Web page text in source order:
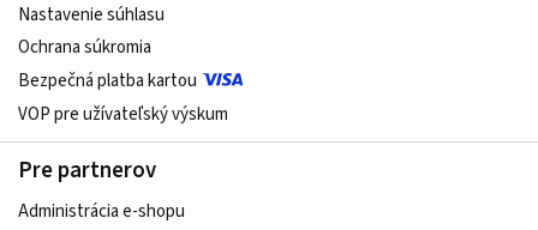
Nastavenie súhlasu
Ochrana súkromia
Bezpečná platba kartou
VOP pre užívateľský výskum
Pre partnerov
Administrácia e-shopu